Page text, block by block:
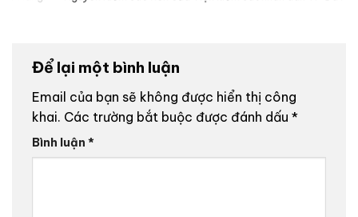
Để lại một bình luận
Email của bạn sẽ không được hiển thị công
khai. Các trường bắt buộc được đánh dấu *
Bình luận *